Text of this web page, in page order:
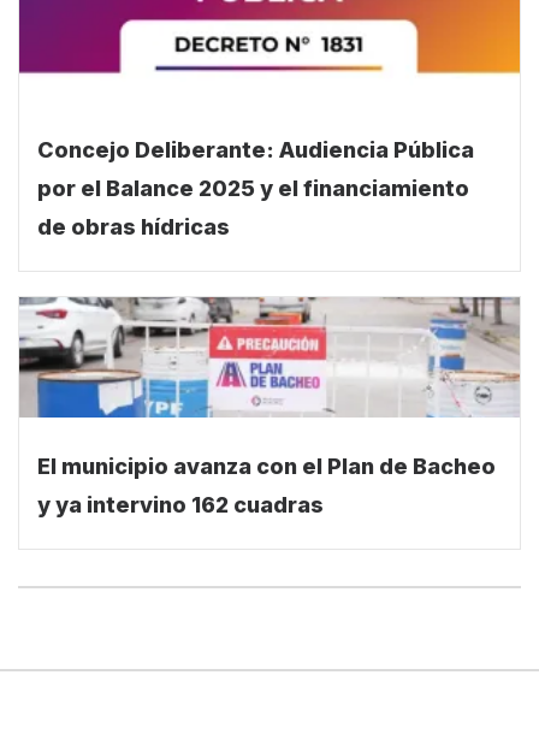
Concejo Deliberante: Audiencia Pública
por el Balance 2025 y el financiamiento
de obras hídricas
El municipio avanza con el Plan de Bacheo
y ya intervino 162 cuadras